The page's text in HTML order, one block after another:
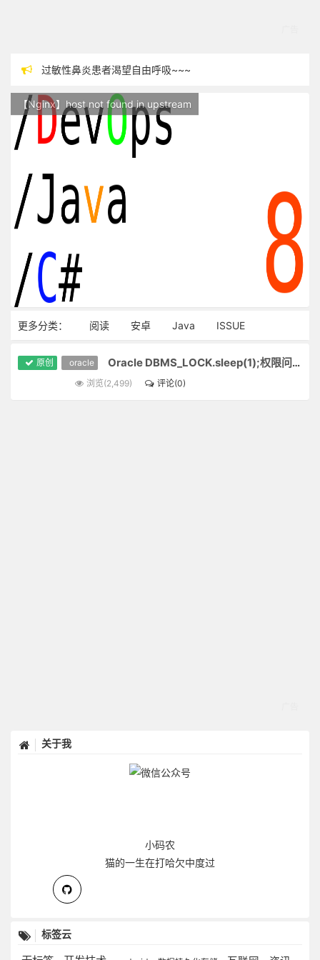
过敏性鼻炎患者渴望自由呼吸~~~
站点随时调整中，如果不能访问，请稍等片刻
反对日本核废水排海
【Nginx】host not found in upstream
更多分类： 阅读 安卓 Java ISSUE
原创 oracle Oracle DBMS_LOCK.sleep(1);权限问题
浏览(2,499) 评论(0)
关于我
小码农
猫的一生在打哈欠中度过
标签云